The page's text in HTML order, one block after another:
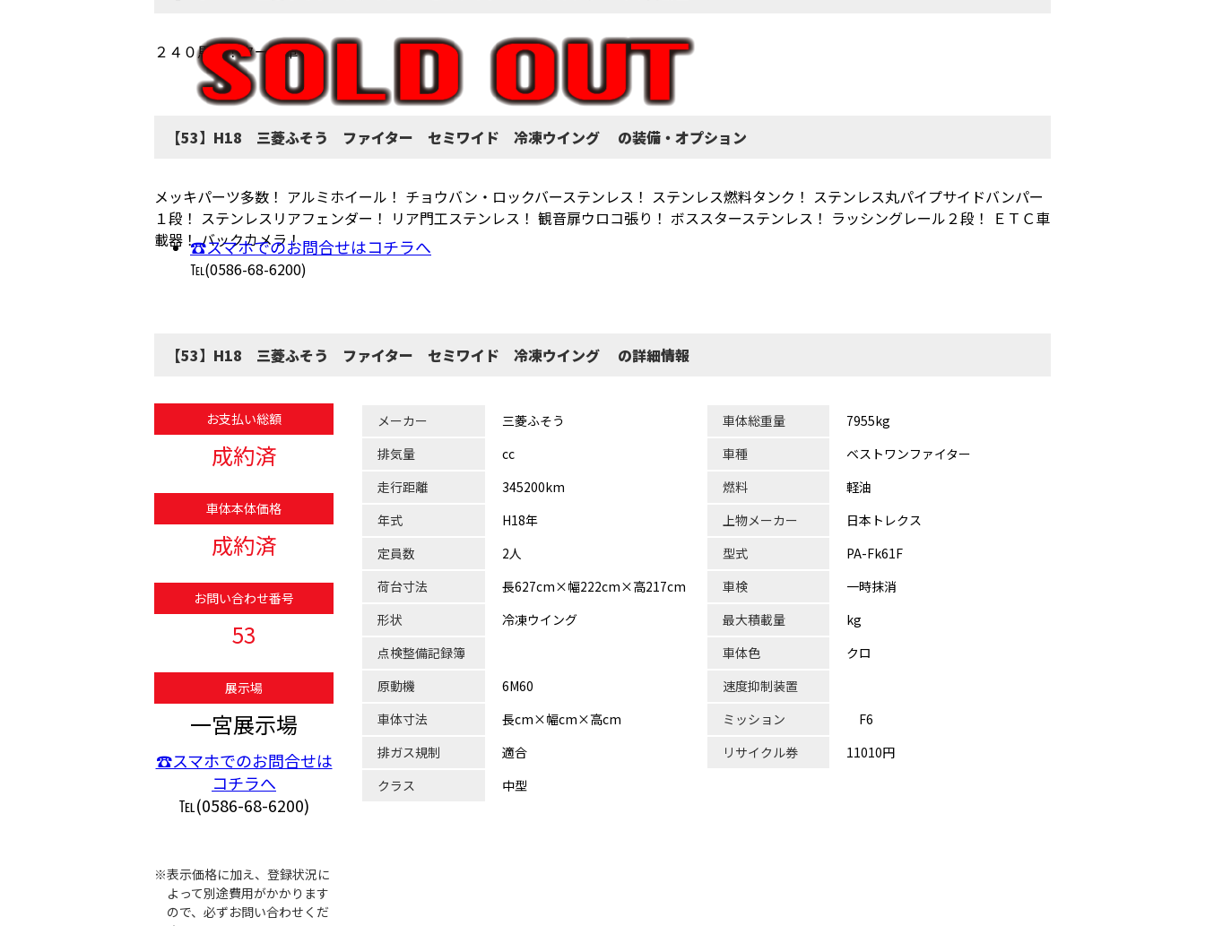
２４０馬力！ターボ車！
【53】H18 三菱ふそう ファイター セミワイド 冷凍ウイング の装備・オプション
メッキパーツ多数！ アルミホイール！ チョウバン・ロックバーステンレス！ ステンレス燃料タンク！ ステンレス丸パイプサイドバンパー
１段！ ステンレスリアフェンダー！ リア門工ステンレス！ 観音扉ウロコ張り！ ボススターステンレス！ ラッシングレール２段！ ＥＴＣ車
載器！ バックカメラ！
☎スマホでのお問合せはコチラへ
℡(0586-68-6200)
【53】H18 三菱ふそう ファイター セミワイド 冷凍ウイング の詳細情報
お支払い総額
成約済
車体本体価格
成約済
お問い合わせ番号
53
展示場
一宮展示場
☎スマホでのお問合せは
コチラへ
℡(0586-68-6200)
※表示価格に加え、登録状況に
よって別途費用がかかります
ので、必ずお問い合わせくだ
メーカー 三菱ふそう 車体総重量
7955kg
排気量
cc 車種
ベストワンファイター
走行距離
345200km 燃料
軽油
年式
H18年 上物メーカー
日本トレクス
定員数
2人 型式
PA-Fk61F
荷台寸法
長627cm×幅222cm×高217cm 車検
一時抹消
形状
冷凍ウイング 最大積載量
kg
点検整備記録簿
車体色
クロ
原動機
6M60
速度抑制装置
車体寸法
長cm×幅cm×高cm ミッション
F6
排ガス規制
適合 リサイクル券
11010円
クラス
中型